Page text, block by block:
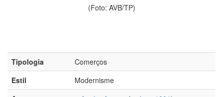
(Foto: AVB/TP)
Tipologia
Comerços
Estil
Modernisme